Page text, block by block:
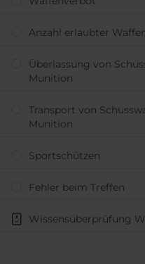
Anzahl er­laub­ter
Über­lassung von
Munition
Trans­port von
Munition
Sport­schützen
Fehler beim Treffen
Wissens­über­prüfung